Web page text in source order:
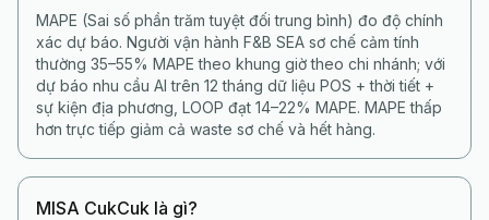
MAPE (Sai số phần trăm tuyệt đối trung bình) đo độ chính
xác dự báo. Người vận hành F&B SEA sơ chế cảm tính
thường 35–55% MAPE theo khung giờ theo chi nhánh; với
dự báo nhu cầu AI trên 12 tháng dữ liệu POS + thời tiết +
sự kiện địa phương, LOOP đạt 14–22% MAPE. MAPE thấp
hơn trực tiếp giảm cả waste sơ chế và hết hàng.
MISA CukCuk là gì?